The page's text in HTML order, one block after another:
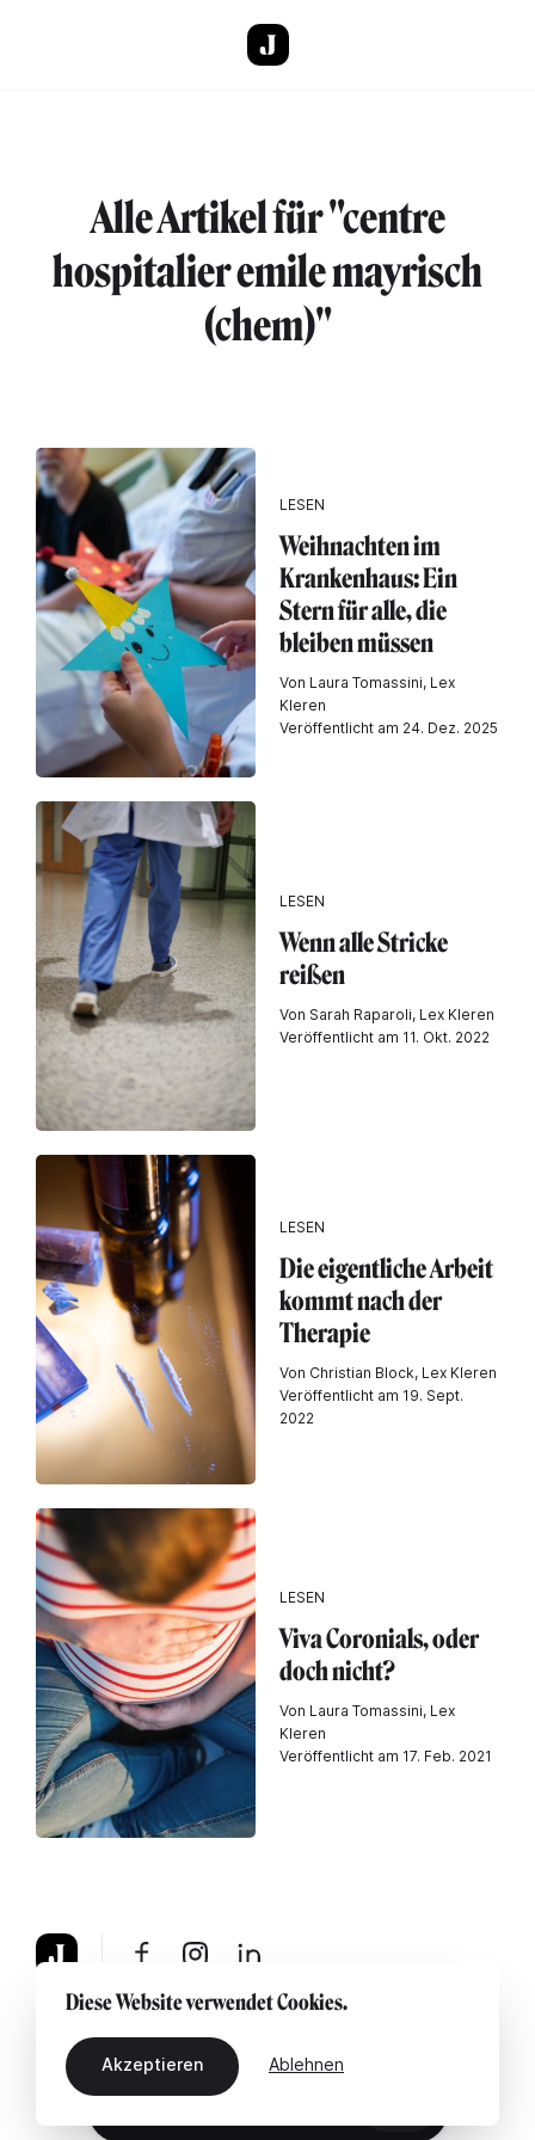
Alle Artikel für "centre
hospitalier emile mayrisch
(chem)"
LESEN
Weihnachten im
Krankenhaus: Ein
Stern für alle, die
bleiben müssen
Von Laura Tomassini, Lex
Kleren
Veröffentlicht am 24. Dez. 2025
LESEN
Wenn alle Stricke
reißen
Von Sarah Raparoli, Lex Kleren
Veröffentlicht am 11. Okt. 2022
LESEN
Die eigentliche Arbeit
kommt nach der
Therapie
Von Christian Block, Lex Kleren
Veröffentlicht am 19. Sept.
2022
LESEN
Viva Coronials, oder
doch nicht?
Von Laura Tomassini, Lex
Kleren
Veröffentlicht am 17. Feb. 2021
Über uns Rechtshinweis Kontaktiere uns
Diese Website verwendet Cookies.
Akzeptieren Ablehnen